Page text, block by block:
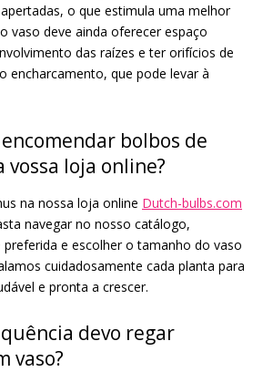
o que estimula uma melhor
vaso deve ainda oferecer espaço
das raízes e ter orifícios de
encharcamento, que pode levar à
bolbos de
loja online?
na nossa loja online Dutch-bulbs.com
navegar no nosso catálogo,
preferida e escolher o tamanho do vaso
cuidadosamente cada planta para
e pronta a crescer.
devo regar
vaso?